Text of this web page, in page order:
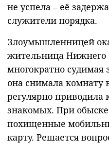
не успела – её
служители порядка.
Злоумышленницей
жительница Нижнего
многократно судимая
она снимала
регулярно приводила
знакомых. При
похищенные
карту. Решается